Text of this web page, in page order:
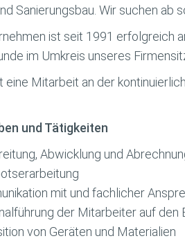
Sanierungsbau. Wir suchen
ist seit 1991 erfolgreich
im Umkreis unseres
eine Mitarbeit an der
und Tätigkeiten
Abwicklung und
mit und fachlicher
der Mitarbeiter auf den
von Geräten und Materialien